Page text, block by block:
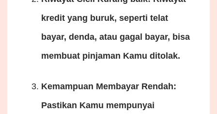
kredit yang buruk, seperti telat
bayar, denda, atau gagal bayar, bisa
membuat pinjaman Kamu ditolak.
Kemampuan Membayar Rendah:
Pastikan Kamu mempunyai